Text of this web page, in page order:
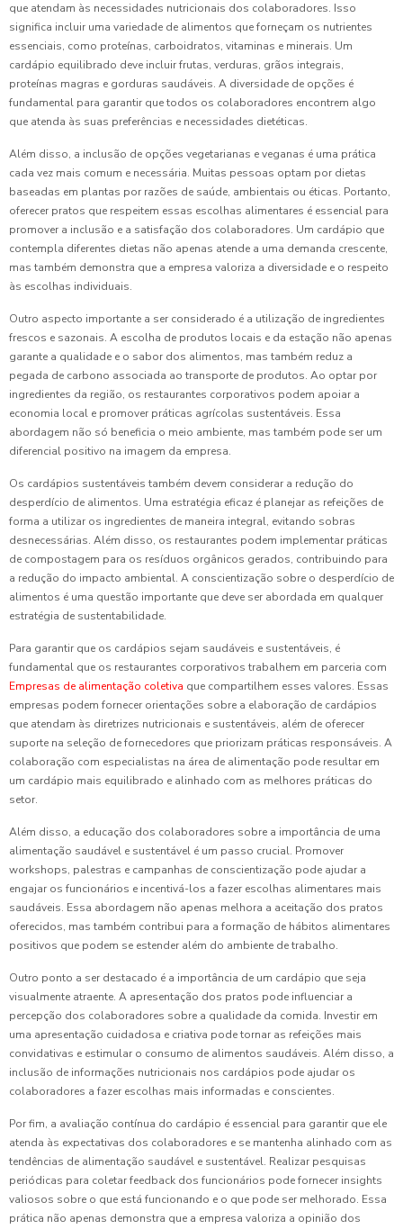
que atendam às necessidades nutricionais dos colaboradores. Isso
significa incluir uma variedade de alimentos que forneçam os nutrientes
essenciais, como proteínas, carboidratos, vitaminas e minerais. Um
cardápio equilibrado deve incluir frutas, verduras, grãos integrais,
proteínas magras e gorduras saudáveis. A diversidade de opções é
fundamental para garantir que todos os colaboradores encontrem algo
que atenda às suas preferências e necessidades dietéticas.
Além disso, a inclusão de opções vegetarianas e veganas é uma prática
cada vez mais comum e necessária. Muitas pessoas optam por dietas
baseadas em plantas por razões de saúde, ambientais ou éticas. Portanto,
oferecer pratos que respeitem essas escolhas alimentares é essencial para
promover a inclusão e a satisfação dos colaboradores. Um cardápio que
contempla diferentes dietas não apenas atende a uma demanda crescente,
mas também demonstra que a empresa valoriza a diversidade e o respeito
às escolhas individuais.
Outro aspecto importante a ser considerado é a utilização de ingredientes
frescos e sazonais. A escolha de produtos locais e da estação não apenas
garante a qualidade e o sabor dos alimentos, mas também reduz a
pegada de carbono associada ao transporte de produtos. Ao optar por
ingredientes da região, os restaurantes corporativos podem apoiar a
economia local e promover práticas agrícolas sustentáveis. Essa
abordagem não só beneficia o meio ambiente, mas também pode ser um
diferencial positivo na imagem da empresa.
Os cardápios sustentáveis também devem considerar a redução do
desperdício de alimentos. Uma estratégia eficaz é planejar as refeições de
forma a utilizar os ingredientes de maneira integral, evitando sobras
desnecessárias. Além disso, os restaurantes podem implementar práticas
de compostagem para os resíduos orgânicos gerados, contribuindo para
a redução do impacto ambiental. A conscientização sobre o desperdício de
alimentos é uma questão importante que deve ser abordada em qualquer
estratégia de sustentabilidade.
Para garantir que os cardápios sejam saudáveis e sustentáveis, é
fundamental que os restaurantes corporativos trabalhem em parceria com
Empresas de alimentação coletiva que compartilhem esses valores. Essas
empresas podem fornecer orientações sobre a elaboração de cardápios
que atendam às diretrizes nutricionais e sustentáveis, além de oferecer
suporte na seleção de fornecedores que priorizam práticas responsáveis. A
colaboração com especialistas na área de alimentação pode resultar em
um cardápio mais equilibrado e alinhado com as melhores práticas do
setor.
Além disso, a educação dos colaboradores sobre a importância de uma
alimentação saudável e sustentável é um passo crucial. Promover
workshops, palestras e campanhas de conscientização pode ajudar a
engajar os funcionários e incentivá-los a fazer escolhas alimentares mais
saudáveis. Essa abordagem não apenas melhora a aceitação dos pratos
oferecidos, mas também contribui para a formação de hábitos alimentares
positivos que podem se estender além do ambiente de trabalho.
Outro ponto a ser destacado é a importância de um cardápio que seja
visualmente atraente. A apresentação dos pratos pode influenciar a
percepção dos colaboradores sobre a qualidade da comida. Investir em
uma apresentação cuidadosa e criativa pode tornar as refeições mais
convidativas e estimular o consumo de alimentos saudáveis. Além disso, a
inclusão de informações nutricionais nos cardápios pode ajudar os
colaboradores a fazer escolhas mais informadas e conscientes.
Por fim, a avaliação contínua do cardápio é essencial para garantir que ele
atenda às expectativas dos colaboradores e se mantenha alinhado com as
tendências de alimentação saudável e sustentável. Realizar pesquisas
periódicas para coletar feedback dos funcionários pode fornecer insights
valiosos sobre o que está funcionando e o que pode ser melhorado. Essa
prática não apenas demonstra que a empresa valoriza a opinião dos